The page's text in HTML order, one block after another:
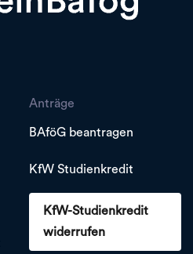
Anträge
BAföG beantragen
KfW Studienkredit
KfW-Studienkredit
widerrufen